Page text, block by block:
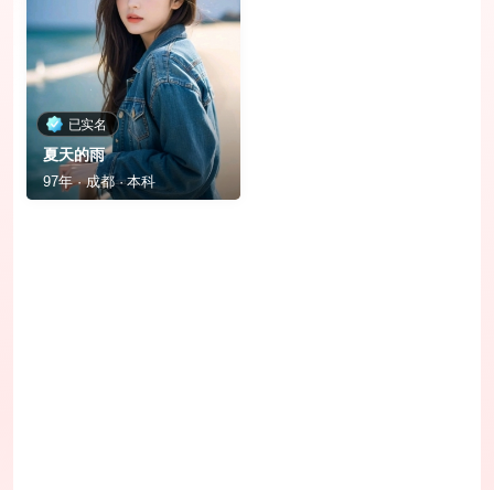
已实名
夏天的雨
97年 · 成都 · 本科